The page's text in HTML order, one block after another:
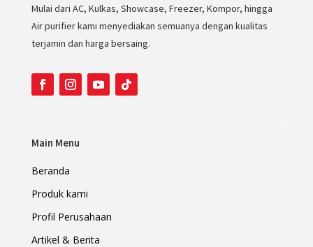
Mulai dari AC, Kulkas, Showcase, Freezer, Kompor, hingga
Air purifier kami menyediakan semuanya dengan kualitas
terjamin dan harga bersaing.
Main Menu
Beranda
Produk kami
Profil Perusahaan
Artikel & Berita